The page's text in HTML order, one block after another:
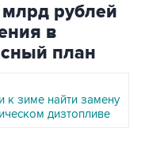
рублей
в
план
к зиме найти замену
дизтопливе